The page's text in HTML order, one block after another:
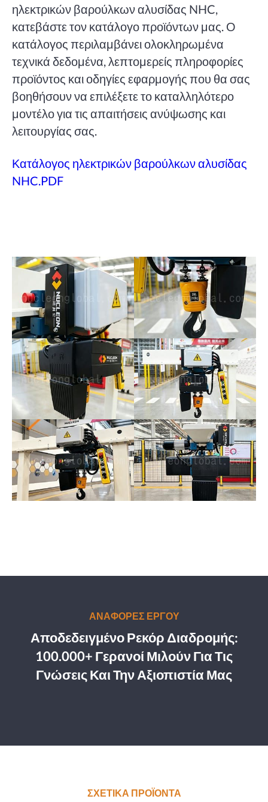
ηλεκτρικών βαρούλκων αλυσίδας NHC,
κατεβάστε τον κατάλογο προϊόντων μας. Ο
κατάλογος περιλαμβάνει ολοκληρωμένα
τεχνικά δεδομένα, λεπτομερείς πληροφορίες
προϊόντος και οδηγίες εφαρμογής που θα σας
βοηθήσουν να επιλέξετε το καταλληλότερο
μοντέλο για τις απαιτήσεις ανύψωσης και
λειτουργίας σας.
Κατάλογος ηλεκτρικών βαρούλκων αλυσίδας
NHC.PDF
ΑΝΑΦΟΡΕΣ ΕΡΓΟΥ
Αποδεδειγμένο Ρεκόρ Διαδρομής:
100.000+ Γερανοί Μιλούν Για Τις
Γνώσεις Και Την Αξιοπιστία Μας
ΣΧΕΤΙΚΑ ΠΡΟΪΟΝΤΑ